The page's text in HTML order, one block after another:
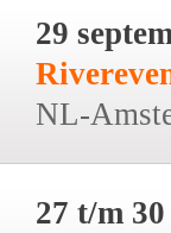
29
NL-
27 t/m